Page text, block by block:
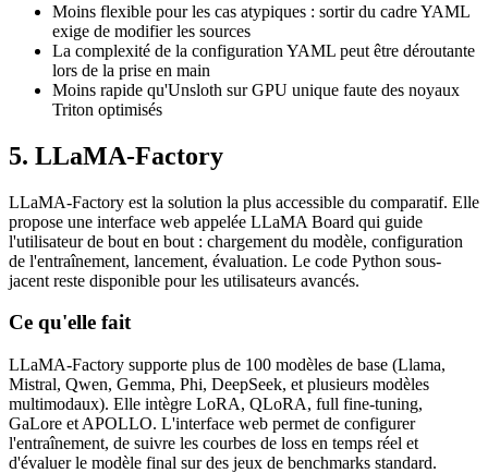
Moins flexible pour les cas atypiques : sortir du cadre YAML
exige de modifier les sources
La complexité de la configuration YAML peut être déroutante
lors de la prise en main
Moins rapide qu'Unsloth sur GPU unique faute des noyaux
Triton optimisés
5. LLaMA-Factory
LLaMA-Factory est la solution la plus accessible du comparatif. Elle
propose une interface web appelée LLaMA Board qui guide
l'utilisateur de bout en bout : chargement du modèle, configuration
de l'entraînement, lancement, évaluation. Le code Python sous-
jacent reste disponible pour les utilisateurs avancés.
Ce qu'elle fait
LLaMA-Factory supporte plus de 100 modèles de base (Llama,
Mistral, Qwen, Gemma, Phi, DeepSeek, et plusieurs modèles
multimodaux). Elle intègre LoRA, QLoRA, full fine-tuning,
GaLore et APOLLO. L'interface web permet de configurer
l'entraînement, de suivre les courbes de loss en temps réel et
d'évaluer le modèle final sur des jeux de benchmarks standard.